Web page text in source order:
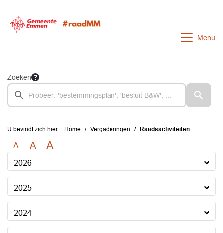
Menu
Zoeken
U bevindt zich hier: Home Vergaderingen Raadsactiviteiten
A A A
2026
2025
2024